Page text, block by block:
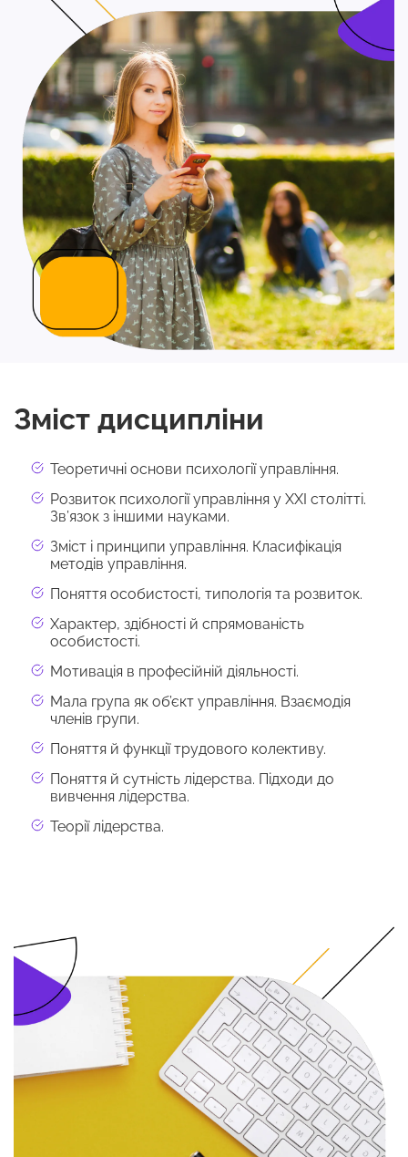
Зміст дисципліни
Теоретичні основи психології управління.
Розвиток психології управління у ХХІ столітті.
Зв’язок з іншими науками.
Зміст і принципи управління. Класифікація
методів управління.
Поняття особистості, типологія та розвиток.
Характер, здібності й спрямованість
особистості.
Мотивація в професійній діяльності.
Мала група як об’єкт управління. Взаємодія
членів групи.
Поняття й функції трудового колективу.
Поняття й сутність лідерства. Підходи до
вивчення лідерства.
Теорії лідерства.